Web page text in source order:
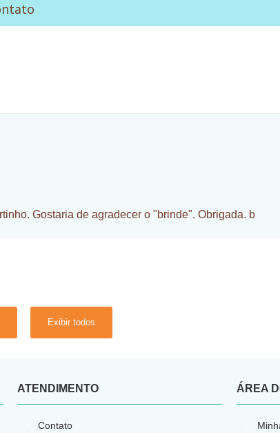
Gostaria de agradecer o "brinde". Obrigada. b
Exibir todos
ATENDIMENTO
Contato
ÁREA